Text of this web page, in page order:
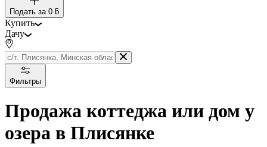
Подать за 0 ƃ
Купить
Дачу
Фильтры
Продажа коттеджа или дом у
озера в Плисянке